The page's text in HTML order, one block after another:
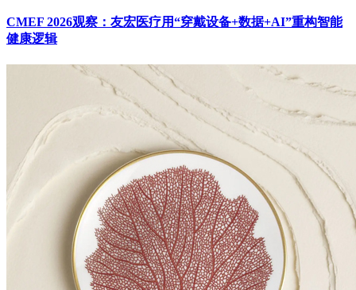
CMEF 2026观察：友宏医疗用“穿戴设备+数据+AI”重构智能
健康逻辑